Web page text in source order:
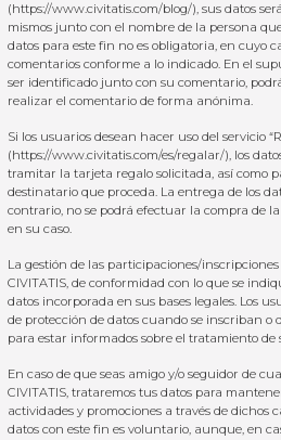
(https://www.civitatis.com/blog/), sus datos
mismos junto con el nombre de la persona
datos para este fin no es obligatoria, en cuyo
comentarios conforme a lo indicado. En el
ser identificado junto con su comentario,
realizar el comentario de forma anónima.
Si los usuarios desean hacer uso del servicio
(https://www.civitatis.com/es/regalar/), los
tramitar la tarjeta regalo solicitada, así como
destinatario que proceda. La entrega de los
contrario, no se podrá efectuar la compra de
en su caso.
La gestión de las participaciones/
CIVITATIS, de conformidad con lo que se
datos incorporada en sus bases legales. Los
de protección de datos cuando se inscriban o
para estar informados sobre el tratamiento de
En caso de que seas amigo y/o seguidor de
CIVITATIS, trataremos tus datos para
actividades y promociones a través de dichos
datos con este fin es voluntario, aunque, en